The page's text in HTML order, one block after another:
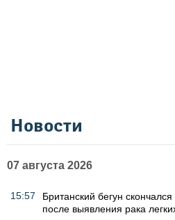
Новости
07 августа 2026
15:57
Британский бегун
после выявления рака